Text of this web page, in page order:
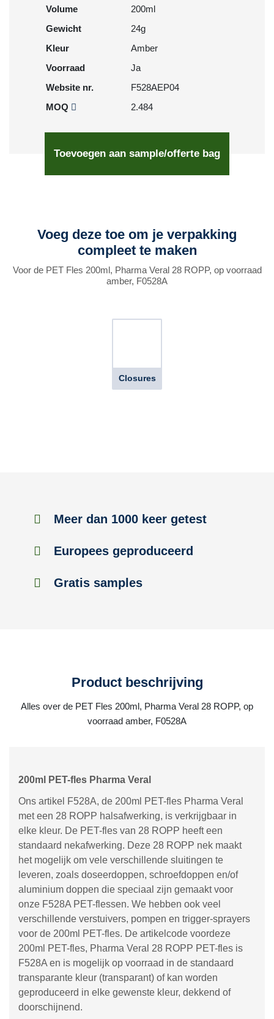
Volume
200ml
Gewicht
24g
Kleur
Amber
Voorraad
Ja
Website nr.
F528AEP04
MOQ
2.484
Toevoegen aan sample/offerte bag
Voeg deze toe om je verpakking
compleet te maken
Voor de PET Fles 200ml, Pharma Veral 28 ROPP, op voorraad
amber, F0528A
Closures
Meer dan 1000 keer getest
Europees geproduceerd
Gratis samples
Product beschrijving
Alles over de PET Fles 200ml, Pharma Veral 28 ROPP, op
voorraad amber, F0528A
200ml PET-fles Pharma Veral
Ons artikel F528A, de 200ml PET-fles Pharma Veral
met een 28 ROPP halsafwerking, is verkrijgbaar in
elke kleur. De PET-fles van 28 ROPP heeft een
standaard nekafwerking. Deze 28 ROPP nek maakt
het mogelijk om vele verschillende sluitingen te
leveren, zoals doseerdoppen, schroefdoppen en/of
aluminium doppen die speciaal zijn gemaakt voor
onze F528A PET-flessen. We hebben ook veel
verschillende verstuivers, pompen en trigger-sprayers
voor de 200ml PET-fles. De artikelcode voordeze
200ml PET-fles, Pharma Veral 28 ROPP PET-fles is
F528A en is mogelijk op voorraad in de standaard
transparante kleur (transparant) of kan worden
geproduceerd in elke gewenste kleur, dekkend of
doorschijnend.